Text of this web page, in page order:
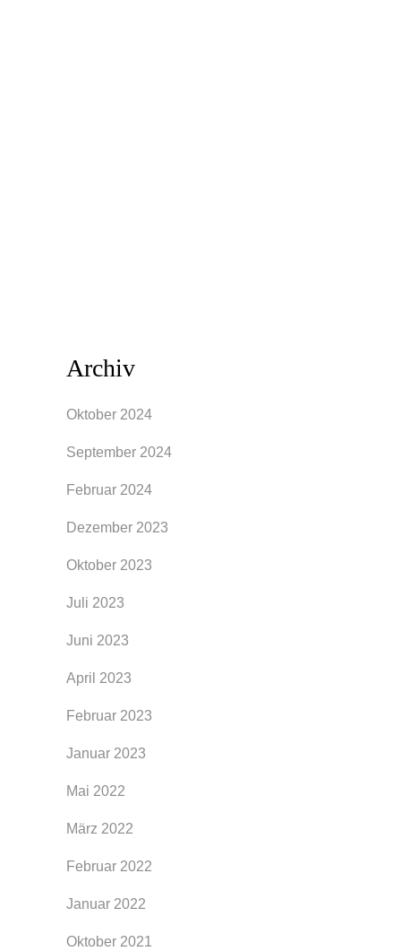
Archiv
Oktober 2024
September 2024
Februar 2024
Dezember 2023
Oktober 2023
Juli 2023
Juni 2023
April 2023
Februar 2023
Januar 2023
Mai 2022
März 2022
Februar 2022
Januar 2022
Oktober 2021